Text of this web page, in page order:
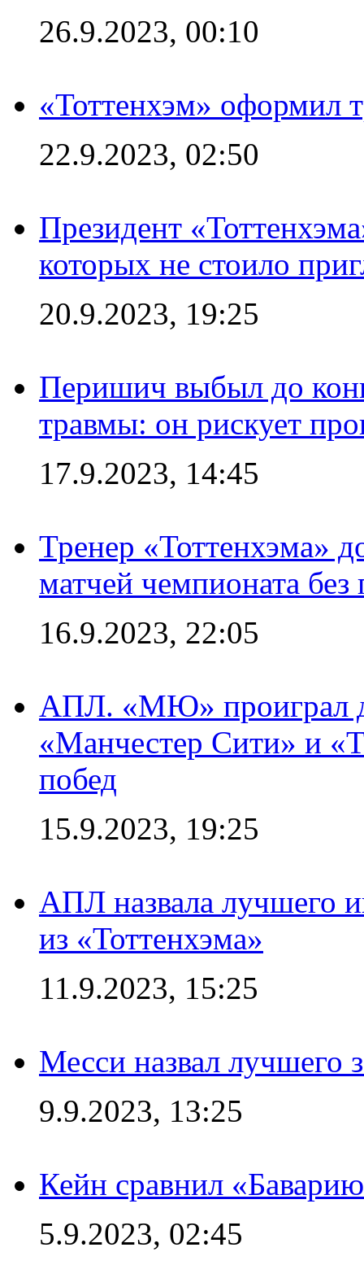
26.9.2023, 00:10
«Тоттенхэм» оформил
22.9.2023, 02:50
Президент
которых не стоило
20.9.2023, 19:25
Перишич выбыл до
травмы: он рискует
17.9.2023, 14:45
Тренер «Тоттенхэма»
матчей чемпионата
16.9.2023, 22:05
АПЛ. «МЮ» проиграл
«Манчестер Сити» и
побед
15.9.2023, 19:25
АПЛ назвала лучшего
из «Тоттенхэма»
11.9.2023, 15:25
Месси назвал лучшего
9.9.2023, 13:25
Кейн сравнил
5.9.2023, 02:45